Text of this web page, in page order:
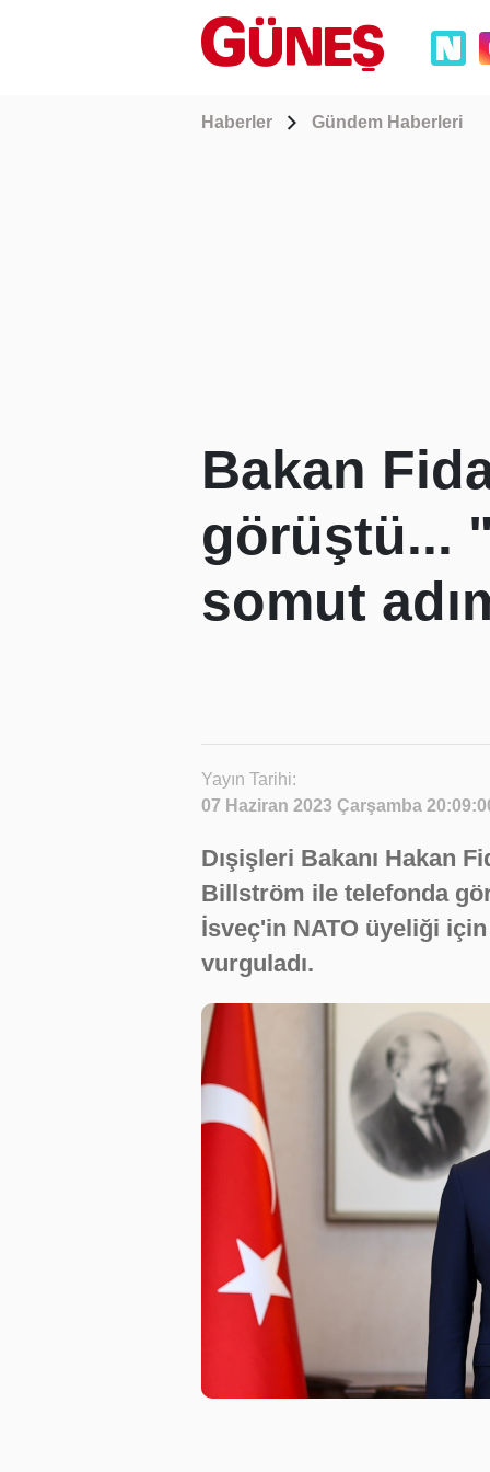
Haberler Gündem Haberleri
Bakan
görüştü...
somut
Yayın Tarihi:
07 Haziran 2023 Çarşamba
Dışişleri Bakanı Hakan
Billström ile telefonda
İsveç'in NATO üyeliği
vurguladı.